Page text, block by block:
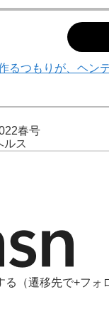
るつもりが、ヘン
春号
ルス
る
（遷移先で+フォ